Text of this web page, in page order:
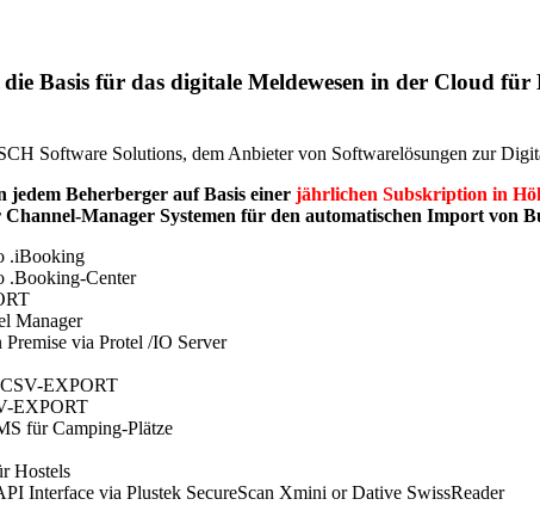
Basis für das digitale Meldewesen in der Cloud für
Software Solutions, dem Anbieter von Softwarelösungen zur
Beherberger auf Basis einer jährlichen Subskription in
Manager Systemen für den automatischen Import von
.iBooking
.Booking-Center
Manager
via Protel /IO Server
EXPORT
EXPORT
für Camping-Plätze
Hostels
Interface via Plustek SecureScan Xmini or Dative SwissReader